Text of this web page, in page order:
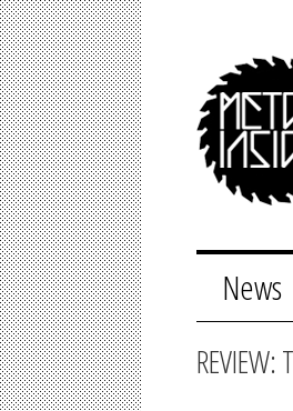
News
REVIEW: